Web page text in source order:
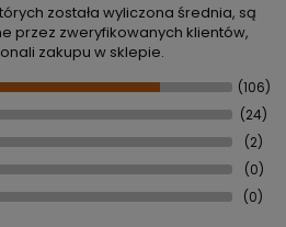
została wyliczona średnia, są
przez zweryfikowanych klientów,
zakupu w sklepie.
(106)
(24)
(2)
(0)
(0)